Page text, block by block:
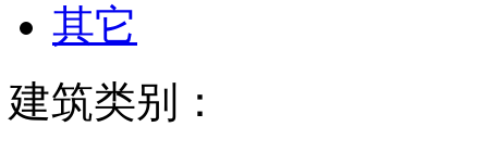
其它
建筑类别：